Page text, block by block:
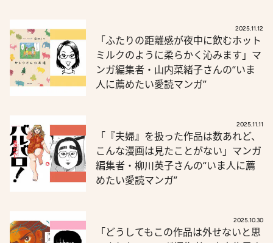
2025.11.12
「ふたりの距離感が夜中に飲むホット
ミルクのように柔らかく沁みます」マ
ンガ編集者・山内菜緒子さんの“いま
人に薦めたい愛読マンガ”
2025.11.11
「『夫婦』を扱った作品は数あれど、
こんな漫画は見たことがない」マンガ
編集者・柳川英子さんの“いま人に薦
めたい愛読マンガ”
2025.10.30
「どうしてもこの作品は外せないと思